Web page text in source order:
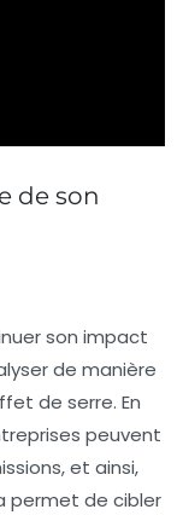
de son
son impact
de manière
de serre. En
peuvent
et ainsi,
permet de cibler